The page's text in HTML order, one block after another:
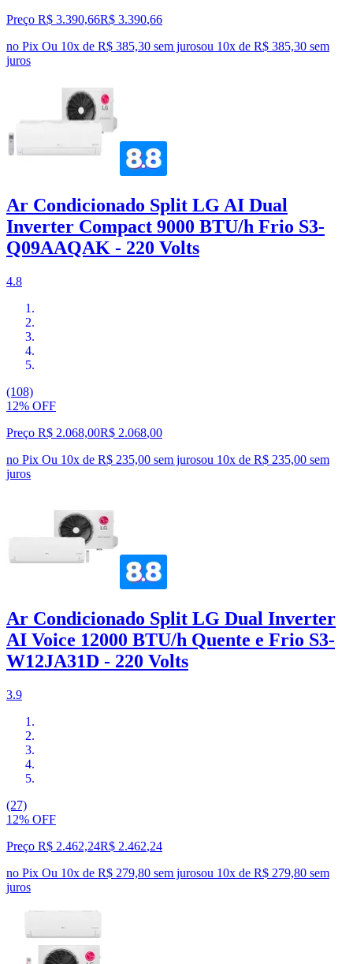
Preço R$ 3.390,66R$ 3.390,66
no Pix Ou 10x de R$ 385,30 sem jurosou 10x de R$ 385,30 sem
juros
Ar Condicionado Split LG AI Dual
Inverter Compact 9000 BTU/h Frio S3-
Q09AAQAK - 220 Volts
4.8
(108)
12% OFF
Preço R$ 2.068,00R$ 2.068,00
no Pix Ou 10x de R$ 235,00 sem jurosou 10x de R$ 235,00 sem
juros
Ar Condicionado Split LG Dual Inverter
AI Voice 12000 BTU/h Quente e Frio S3-
W12JA31D - 220 Volts
3.9
(27)
12% OFF
Preço R$ 2.462,24R$ 2.462,24
no Pix Ou 10x de R$ 279,80 sem jurosou 10x de R$ 279,80 sem
juros